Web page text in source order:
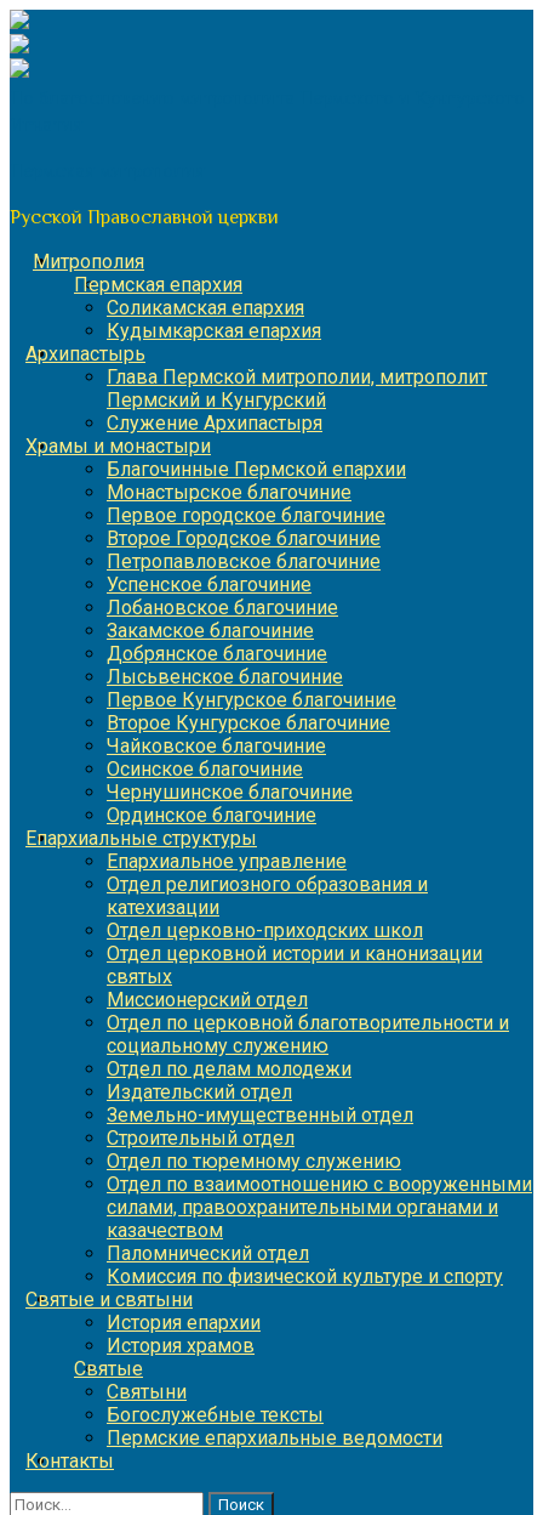
Перейти
к
содержимому
Русской Православной церкви
Митрополия
Пермская епархия
Соликамская епархия
Кудымкарская епархия
Архипастырь
Глава Пермской митрополии, митрополит
Пермский и Кунгурский
Служение Архипастыря
Храмы и монастыри
Благочинные Пермской епархии
Монастырское благочиние
Первое городское благочиние
Второе Городское благочиние
Петропавловское благочиние
Успенское благочиние
Лобановское благочиние
Закамское благочиние
Добрянское благочиние
Лысьвенское благочиние
Первое Кунгурское благочиние
Второе Кунгурское благочиние
Чайковское благочиние
Осинское благочиние
Чернушинское благочиние
Ординское благочиние
Епархиальные структуры
Епархиальное управление
Отдел религиозного образования и
катехизации
Отдел церковно-приходских школ
Отдел церковной истории и канонизации
святых
Миссионерский отдел
Отдел по церковной благотворительности и
социальному служению
Отдел по делам молодежи
Издательский отдел
Земельно-имущественный отдел
Строительный отдел
Отдел по тюремному служению
Отдел по взаимоотношению с вооруженными
силами, правоохранительными органами и
казачеством
Паломнический отдел
Комиссия по физической культуре и спорту
Святые и святыни
История епархии
История храмов
Святые
Святыни
Богослужебные тексты
Пермские епархиальные ведомости
Контакты
Найти: